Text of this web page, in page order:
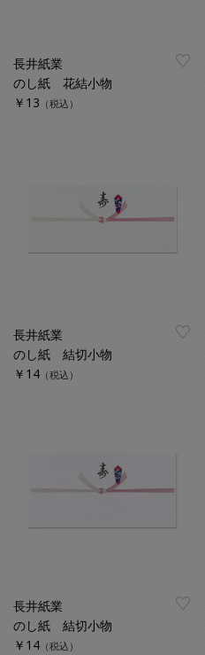
長井紙業
のし紙 花結小物
￥13 （税込）
長井紙業
のし紙 結切小物
￥14 （税込）
長井紙業
のし紙 結切小物
￥14 （税込）